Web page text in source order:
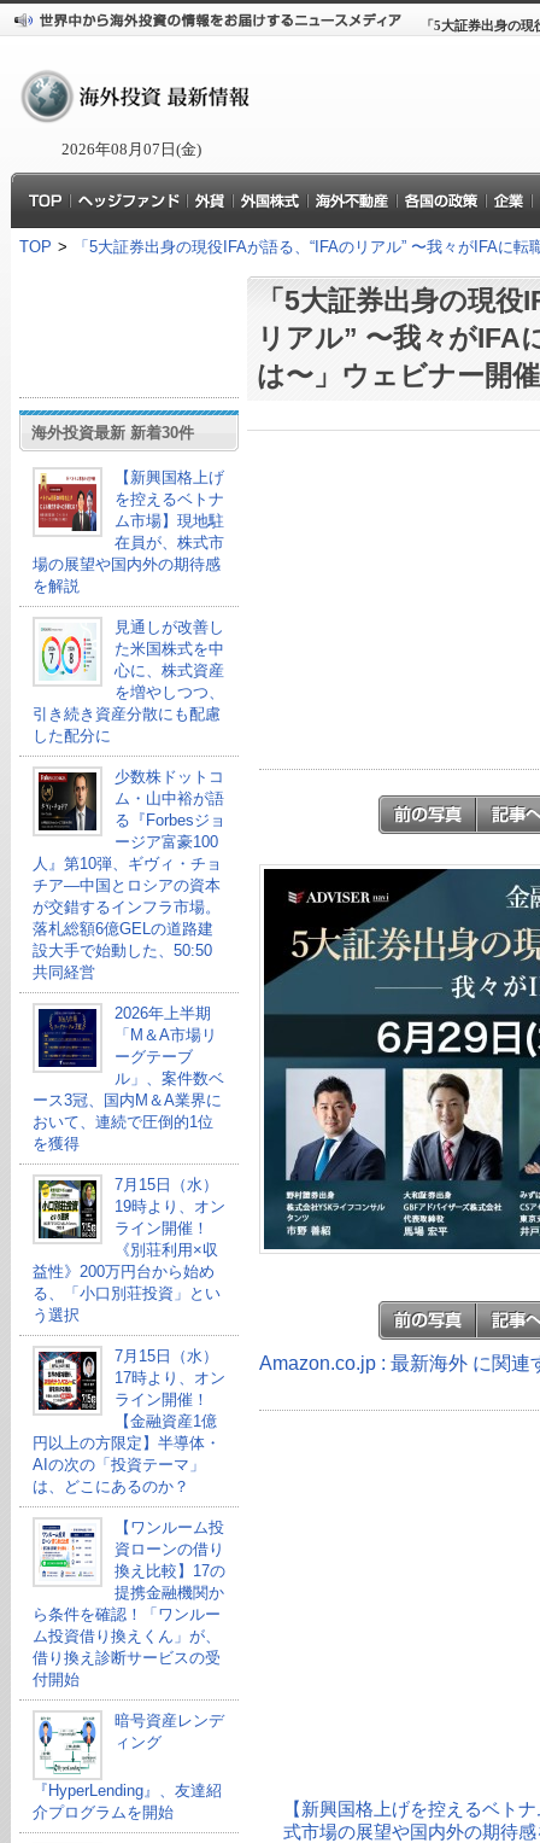
2026年08月07日(金)
「5大証券出身の
TOP > 「5大証券出身の現役IFAが語る、“IFAのリアル” 〜我々がIFAに
海外投資最新 新着30件
【新興国格上げ
を控えるベトナ
ム市場】現地駐
在員が、株式市
場の展望や国内外の期待感
を解説
見通しが改善し
た米国株式を中
心に、株式資産
を増やしつつ、
引き続き資産分散にも配慮
した配分に
少数株ドットコ
ム・山中裕が語
る『Forbesジョ
ージア富豪100
人』第10弾、ギヴィ・チョ
チア―中国とロシアの資本
が交錯するインフラ市場。
落札総額6億GELの道路建
設大手で始動した、50:50
共同経営
2026年上半期
「M＆A市場リ
ーグテーブ
ル」、案件数ベ
ース3冠、国内M＆A業界に
おいて、連続で圧倒的1位
を獲得
7月15日（水）
19時より、オン
ライン開催！
《別荘利用×収
益性》200万円台から始め
る、「小口別荘投資」とい
う選択
7月15日（水）
17時より、オン
ライン開催！
【金融資産1億
円以上の方限定】半導体・
AIの次の「投資テーマ」
は、どこにあるのか？
【ワンルーム投
資ローンの借り
換え比較】17の
提携金融機関か
ら条件を確認！「ワンルー
ム投資借り換えくん」が、
借り換え診断サービスの受
付開始
暗号資産レンデ
ィング
『HyperLending』、友達紹
介プログラムを開始
「5大証券出身の現
リアル” 〜我々がIFA
は〜」ウェビナー開催
Amazon.co.jp : 最新海外 に関連
【新興国格上げを控えるベト
式市場の展望や国内外の期待